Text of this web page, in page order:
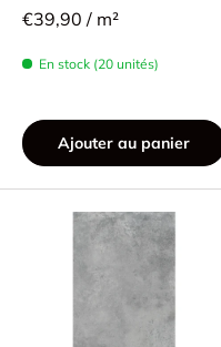
€39,90 / m²
En stock (20 unités)
Ajouter au panier